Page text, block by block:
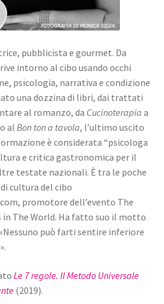
pubblicista e gourmet. Da
intorno al cibo usando occhi
psicologia, narrativa e condizione
una dozzina di libri, dai trattati
al romanzo, da Cucinoterapia a
alBon ton a tavola, l’ultimo uscito
è considerata “psicologa
e critica gastronomica per il
testate nazionali. È tra le poche
cultura del cibo
promotore dell’evento The
in The World. Ha fatto suo il motto
può farti sentire inferiore
Le 7 regole. Il Metodo Universale
(2019).